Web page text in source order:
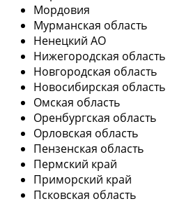
Мордовия
Мурманская область
Ненецкий АО
Нижегородская область
Новгородская область
Новосибирская область
Омская область
Оренбургская область
Орловская область
Пензенская область
Пермский край
Приморский край
Псковская область